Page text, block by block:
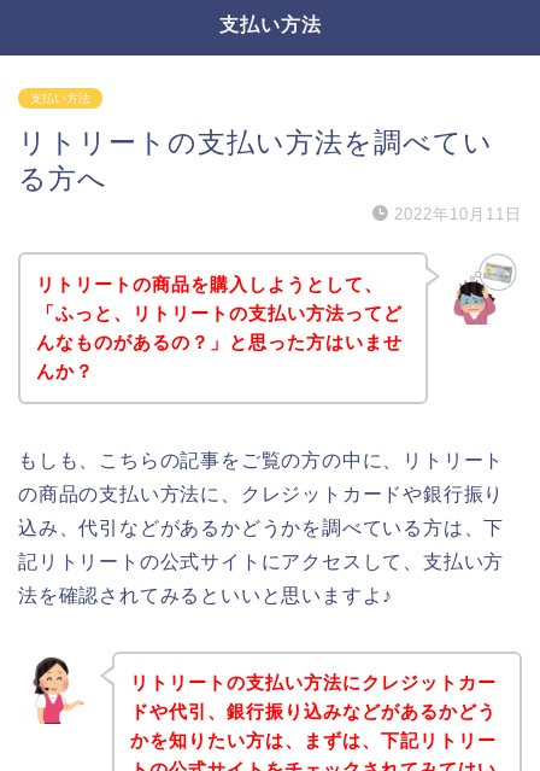
支払い方法
支払い方法
リトリートの支払い方法を調べてい
る方へ
2022年10月11日
リトリートの商品を購入しようとして、
「ふっと、リトリートの支払い方法ってど
んなものがあるの？」と思った方はいませ
んか？
もしも、こちらの記事をご覧の方の中に、リトリート
の商品の支払い方法に、クレジットカードや銀行振り
込み、代引などがあるかどうかを調べている方は、下
記リトリートの公式サイトにアクセスして、支払い方
法を確認されてみるといいと思いますよ♪
リトリートの支払い方法にクレジットカー
ドや代引、銀行振り込みなどがあるかどう
かを知りたい方は、まずは、下記リトリー